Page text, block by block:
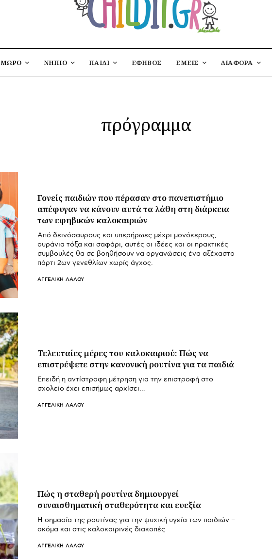
ΜΩΡΟ ΝΗΠΙΟ ΠΑΙΔΙ ΕΦΗΒΟΣ ΕΜΕΙΣ ΔΙΑΦΟΡΑ
πρόγραμμα
Γονείς παιδιών που πέρασαν στο πανεπιστήμιο
απέφυγαν να κάνουν αυτά τα λάθη στη διάρκεια
των εφηβικών καλοκαιριών
Από δεινόσαυρους και υπερήρωες μέχρι μονόκερους,
ουράνια τόξα και σαφάρι, αυτές οι ιδέες και οι πρακτικές
συμβουλές θα σε βοηθήσουν να οργανώσεις ένα αξέχαστο
πάρτι 2ων γενεθλίων χωρίς άγχος.
ΑΓΓΕΛΙΚΉ ΛΆΛΟΥ
Τελευταίες μέρες του καλοκαιριού: Πώς να
επιστρέψετε στην κανονική ρουτίνα για τα παιδιά
Επειδή η αντίστροφη μέτρηση για την επιστροφή στο
σχολείο έχει επισήμως αρχίσει…
ΑΓΓΕΛΙΚΉ ΛΆΛΟΥ
Πώς η σταθερή ρουτίνα δημιουργεί
συναισθηματική σταθερότητα και ευεξία
Η σημασία της ρουτίνας για την ψυχική υγεία των παιδιών –
ακόμα και στις καλοκαιρινές διακοπές
ΑΓΓΕΛΙΚΉ ΛΆΛΟΥ